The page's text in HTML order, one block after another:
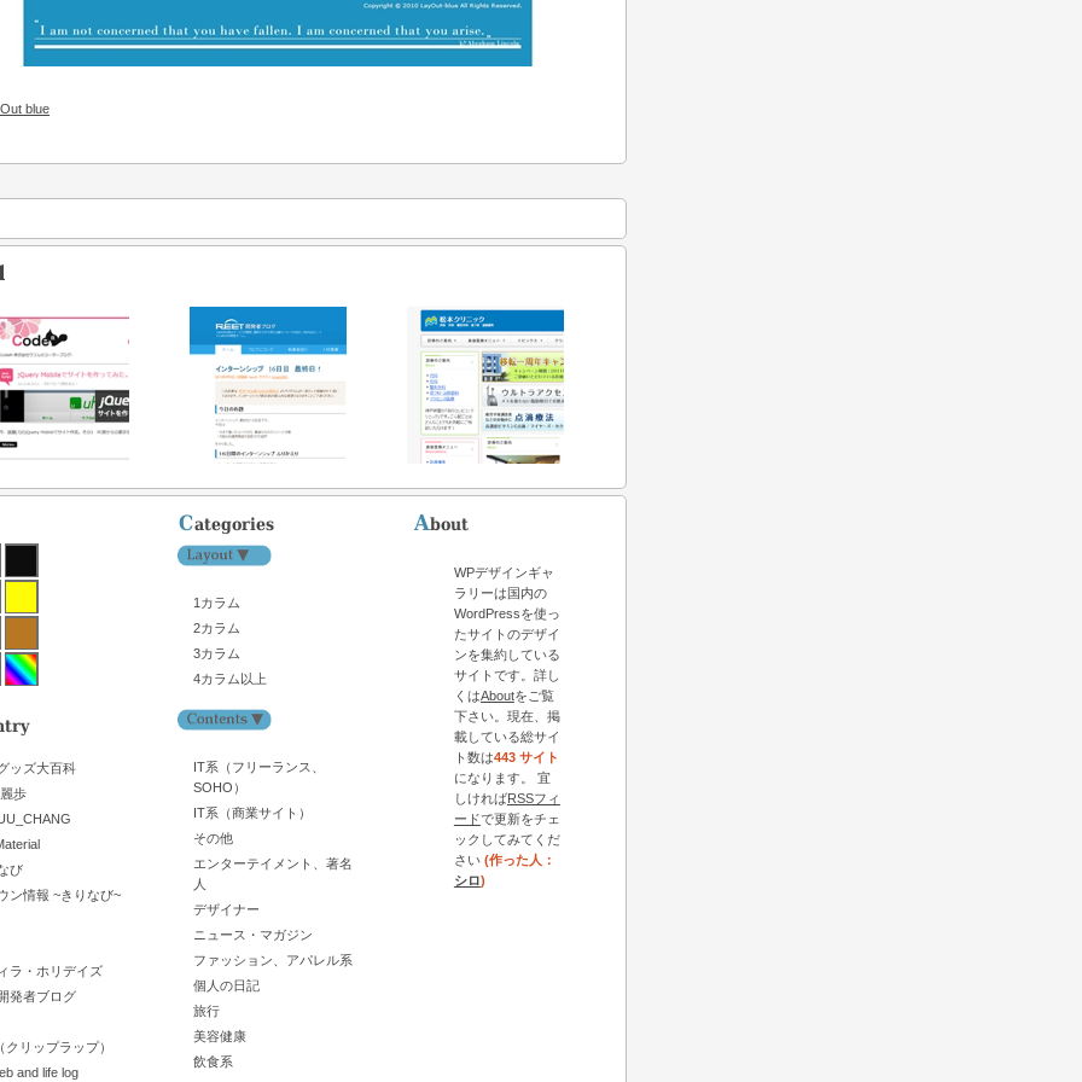
blue
ッズ大百科
歩
び
ン情報 ~きりなび~
ラ・ホリデイズ
発者ブログ
クリップラップ）
and life log
1カラム
2カラム
3カラム
4カラム以上
IT系（フリーランス、
SOHO）
IT系（商業サイト）
その他
エンターテイメント、著名
人
デザイナー
ニュース・マガジン
ファッション、アパレル系
個人の日記
旅行
美容健康
飲食系
WPデザインギャ
ラリーは国内の
WordPressを使っ
たサイトのデザイ
ンを集約している
サイトです。詳し
くはAboutをご覧
下さい。現在、掲
載している総サイ
ト数は443 サイト
になります。 宜
しければRSSフィ
ードで更新をチェ
ックしてみてくだ
さい (作った人：
シロ)